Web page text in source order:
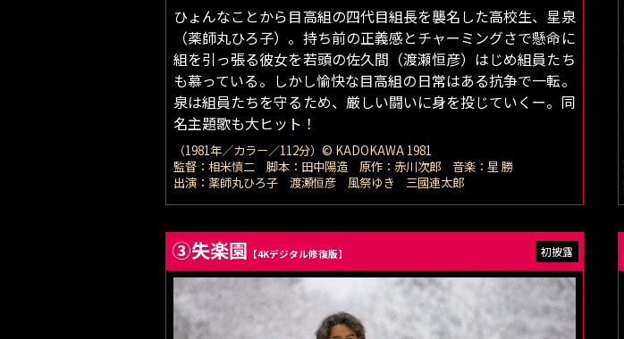
ひょんなことから目高組の四代目組長を襲名した高校生、星泉
（薬師丸ひろ子）。持ち前の正義感とチャーミングさで懸命に
組を引っ張る彼女を若頭の佐久間（渡瀬恒彦）はじめ組員たち
も慕っている。しかし愉快な目高組の日常はある抗争で一転。
泉は組員たちを守るため、厳しい闘いに身を投じていくー。同
名主題歌も大ヒット！
（1981年／カラー／112分）© KADOKAWA 1981
監督：相米慎二 脚本：田中陽造 原作：赤川次郎 音楽：星 勝
出演：薬師丸ひろ子 渡瀬恒彦 風祭ゆき 三國連太郎
③失楽園 【4Kデジタル修復版】